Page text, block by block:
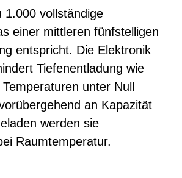
1.000 vollständige
einer mittleren fünfstelligen
entspricht. Die Elektronik
Tiefenentladung wie
unter Null
an Kapazität
werden sie
Raumtemperatur.